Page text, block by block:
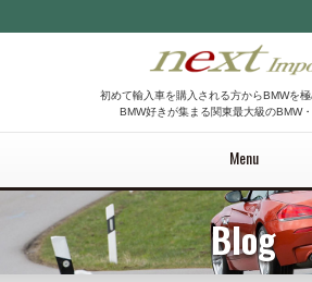
初めて輸入車を購入される方からBMWを
BMW好きが集まる関東最大級のBMW
Menu
Blog